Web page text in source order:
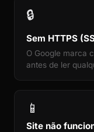
🔒
Sem HTTPS
O Google marca
antes de ler
📱
Site não